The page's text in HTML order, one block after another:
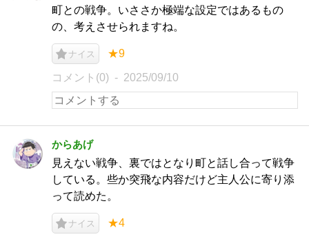
町との戦争。いささか極端な設定ではあるもの
の、考えさせられますね。
ナイス ★9
コメント(0) 2025/09/10
からあげ
見えない戦争、裏ではとなり町と話し合って戦争
している。些か突飛な内容だけど主人公に寄り添
って読めた。
ナイス ★4